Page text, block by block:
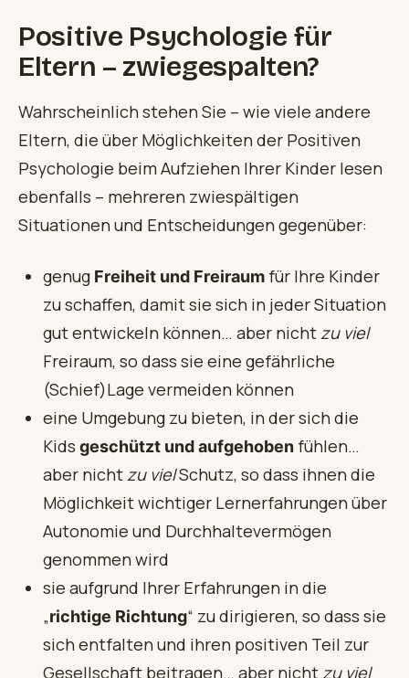
Positive Psychologie für
Eltern – zwiegespalten?
Wahrscheinlich stehen Sie – wie viele andere
Eltern, die über Möglichkeiten der Positiven
Psychologie beim Aufziehen Ihrer Kinder lesen
ebenfalls – mehreren zwiespältigen
Situationen und Entscheidungen gegenüber:
genug Freiheit und Freiraum für Ihre Kinder
zu schaffen, damit sie sich in jeder Situation
gut entwickeln können… aber nichtzu viel
Freiraum, so dass sie eine gefährliche
(Schief)Lage vermeiden können
eine Umgebung zu bieten, in der sich die
Kids geschützt und aufgehoben fühlen…
aber nichtzu vielSchutz, so dass ihnen die
Möglichkeit wichtiger Lernerfahrungen über
Autonomie und Durchhaltevermögen
genommen wird
sie aufgrund Ihrer Erfahrungen in die
„richtige Richtung“ zu dirigieren, so dass sie
sich entfalten und ihren positiven Teil zur
Gesellschaft beitragen… aber nichtzu viel